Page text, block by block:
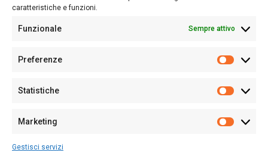
caratteristiche e funzioni.
Funzionale Sempre attivo
Preferenze
Statistiche
Marketing
Gestisci servizi
Sede:Via Cristoforo Colombo 09013 Carbonia
Partita IVA02270380922
128/2020 del 10/02/2020
Per la Pubblicità: